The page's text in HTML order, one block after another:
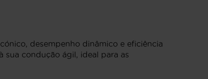
desempenho dinâmico e eficiência
condução ágil, ideal para as